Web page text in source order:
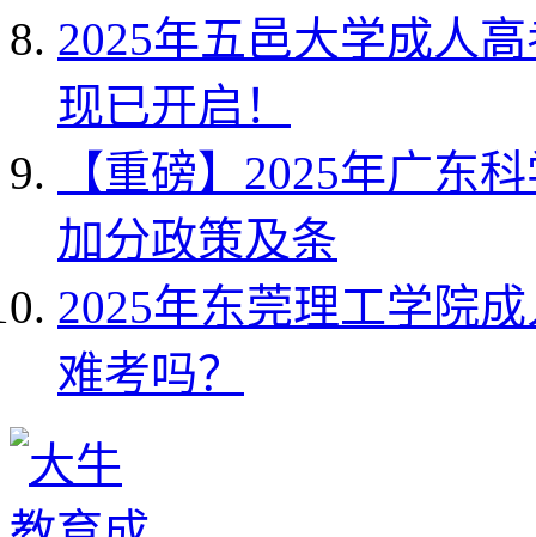
2025年五邑大学成人
现已开启！
【重磅】2025年广东
加分政策及条
2025年东莞理工学院
难考吗？